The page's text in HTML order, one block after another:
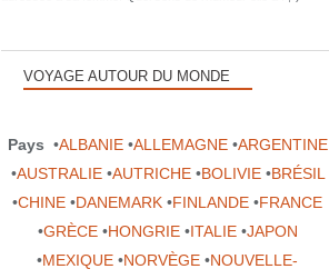
VOYAGE AUTOUR DU MONDE
Pays •ALBANIE•ALLEMAGNE•ARGENTINE
•AUSTRALIE•AUTRICHE•BOLIVIE•BRÉSIL
•CHINE •DANEMARK •FINLANDE •FRANCE
•GRÈCE•HONGRIE•ITALIE•JAPON
•MEXIQUE •NORVÈGE •NOUVELLE-